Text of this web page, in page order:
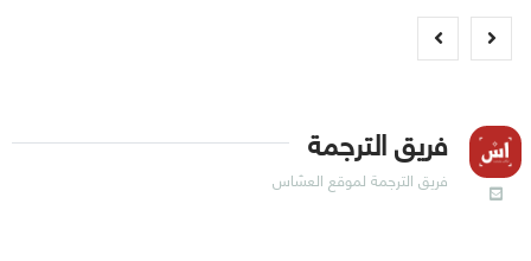
فريق الترجمة
فريق الترجمة لموقع العسّاس